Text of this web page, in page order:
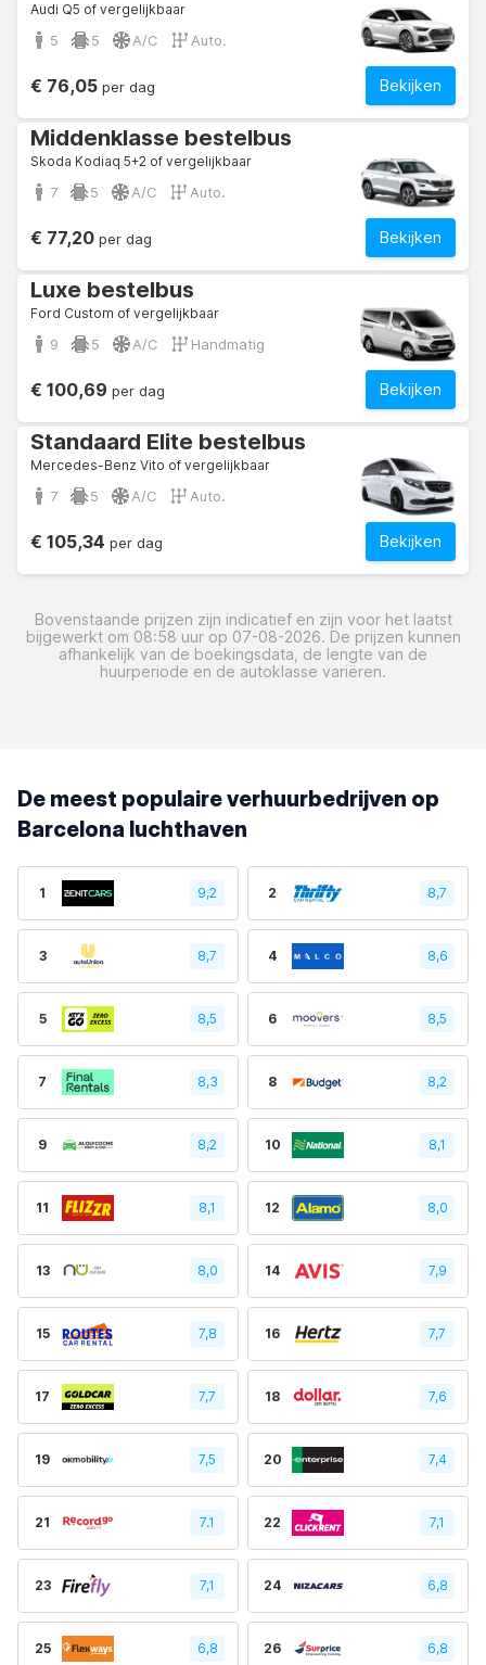
Audi Q5 of vergelijkbaar
5 5 A/C Auto.
Bekijken
€ 76,05 per dag
Middenklasse bestelbus
Skoda Kodiaq 5+2 of vergelijkbaar
7 5 A/C Auto.
Bekijken
€ 77,20 per dag
Luxe bestelbus
Ford Custom of vergelijkbaar
9 5 A/C Handmatig
Bekijken
€ 100,69 per dag
Standaard Elite bestelbus
Mercedes-Benz Vito of vergelijkbaar
7 5 A/C Auto.
Bekijken
€ 105,34 per dag
Bovenstaande prijzen zijn indicatief en zijn voor het laatst
bijgewerkt om 08:58 uur op 07-08-2026. De prijzen kunnen
afhankelijk van de boekingsdata, de lengte van de
huurperiode en de autoklasse variëren.
De meest populaire verhuurbedrijven op
Barcelona luchthaven
1 9,2 2 8,7
3 8,7 4 8,6
5 8,5 6 8,5
7 8,3 8 8,2
9 8,2 10 8,1
11 8,1 12 8,0
13 8,0 14 7,9
15 7,8 16 7,7
17 7,7 18 7,6
19 7,5 20 7,4
21 7.1 22 7,1
23 7,1 24 6,8
25 6,8 26 6,8